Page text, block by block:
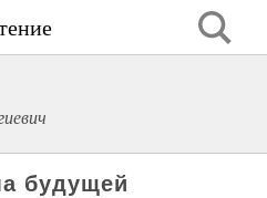
будущей